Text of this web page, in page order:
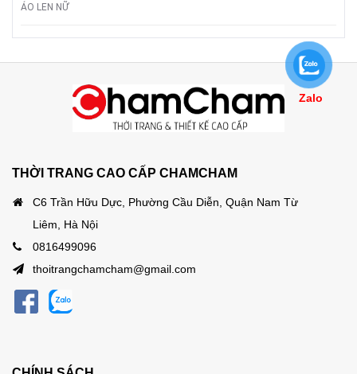
ÁO LEN NỮ
THỜI TRANG CAO CẤP CHAMCHAM
C6 Trần Hữu Dực, Phường Cầu Diễn, Quận Nam Từ
Liêm, Hà Nội
0816499096
thoitrangchamcham@gmail.com
Zalo